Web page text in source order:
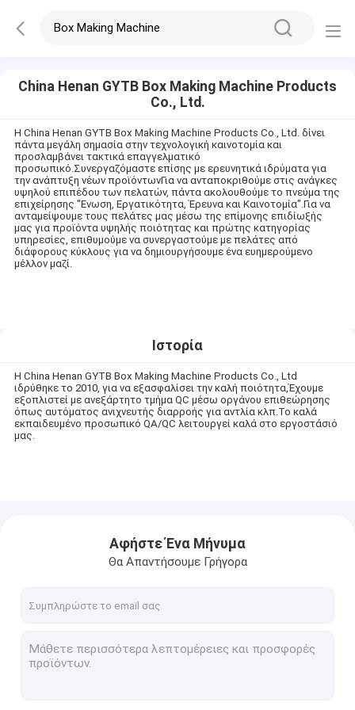
China Henan GYTB Box Making Machine Products
Co., Ltd.
Η China Henan GYTB Box Making Machine Products Co., Ltd. δίνει
πάντα μεγάλη σημασία στην τεχνολογική καινοτομία και
προσλαμβάνει τακτικά επαγγελματικό
προσωπικό.Συνεργαζόμαστε επίσης με ερευνητικά ιδρύματα για
την ανάπτυξη νέων προϊόντωνΓια να ανταποκριθούμε στις ανάγκες
υψηλού επιπέδου των πελατών, πάντα ακολουθούμε το πνεύμα της
επιχείρησης "Ενωση, Εργατικότητα, Έρευνα και Καινοτομία".Για να
ανταμείψουμε τους πελάτες μας μέσω της επίμονης επιδίωξής
μας για προϊόντα υψηλής ποιότητας και πρώτης κατηγορίας
υπηρεσίες, επιθυμούμε να συνεργαστούμε με πελάτες από
διάφορους κύκλους για να δημιουργήσουμε ένα ευημερούμενο
μέλλον μαζί.
Ιστορία
Η China Henan GYTB Box Making Machine Products Co., Ltd
ιδρύθηκε το 2010, για να εξασφαλίσει την καλή ποιότητα,Έχουμε
εξοπλιστεί με ανεξάρτητο τμήμα QC μέσω οργάνου επιθεώρησης
όπως αυτόματος ανιχνευτής διαρροής για αντλία κλπ.Το καλά
εκπαιδευμένο προσωπικό QA/QC λειτουργεί καλά στο εργοστάσιό
μας.
Αφήστε Ένα Μήνυμα
Θα Απαντήσουμε Γρήγορα